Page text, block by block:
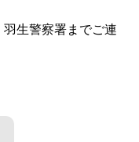
生警察署までご連